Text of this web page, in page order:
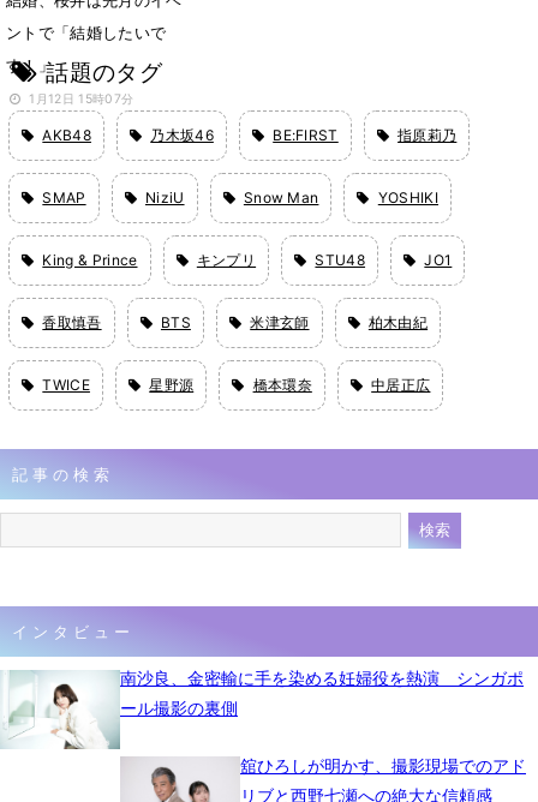
ントで「結婚したいで
す！」
1月12日 15時07分
話題のタグ
AKB48 乃木坂46 BE:FIRST 指原莉乃
SMAP NiziU Snow Man YOSHIKI
King & Prince キンプリ STU48 JO1
香取慎吾 BTS 米津玄師 柏木由紀
TWICE 星野源 橋本環奈 中居正広
記事の検索
インタビュー
南沙良、金密輸に手を染める妊婦役を熱演 シンガポ
ール撮影の裏側
舘ひろしが明かす、撮影現場でのアド
リブと西野七瀬への絶大な信頼感